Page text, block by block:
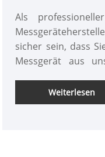
Als
sicher sein, dass
Messgerät aus
zeitnahe
und andere
Weiterlesen